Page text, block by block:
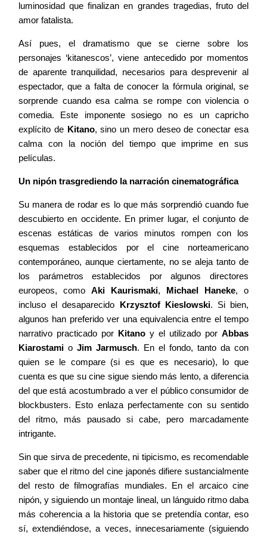
luminosidad que finalizan en grandes tragedias, fruto del
amor fatalista.
Así pues, el dramatismo que se cierne sobre los
personajes ‘kitanescos’, viene antecedido por momentos
de aparente tranquilidad, necesarios para desprevenir al
espectador, que a falta de conocer la fórmula original, se
sorprende cuando esa calma se rompe con violencia o
comedia. Este imponente sosiego no es un capricho
explícito de Kitano, sino un mero deseo de conectar esa
calma con la noción del tiempo que imprime en sus
películas.
Un nipón trasgrediendo la narración cinematográfica
Su manera de rodar es lo que más sorprendió cuando fue
descubierto en occidente. En primer lugar, el conjunto de
escenas estáticas de varios minutos rompen con los
esquemas establecidos por el cine norteamericano
contemporáneo, aunque ciertamente, no se aleja tanto de
los parámetros establecidos por algunos directores
europeos, como Aki Kaurismaki, Michael Haneke, o
incluso el desaparecido Krzysztof Kieslowski. Si bien,
algunos han preferido ver una equivalencia entre el tempo
narrativo practicado por Kitano y el utilizado por Abbas
Kiarostami o Jim Jarmusch. En el fondo, tanto da con
quien se le compare (si es que es necesario), lo que
cuenta es que su cine sigue siendo más lento, a diferencia
del que está acostumbrado a ver el público consumidor de
blockbusters. Esto enlaza perfectamente con su sentido
del ritmo, más pausado si cabe, pero marcadamente
intrigante.
Sin que sirva de precedente, ni tipicismo, es recomendable
saber que el ritmo del cine japonés difiere sustancialmente
del resto de filmografías mundiales. En el arcaico cine
nipón, y siguiendo un montaje lineal, un lánguido ritmo daba
más coherencia a la historia que se pretendía contar, eso
sí, extendiéndose, a veces, innecesariamente (siguiendo